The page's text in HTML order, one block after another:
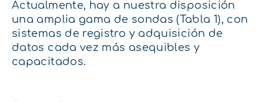
Actualmente, hay a nuestra disposición
una amplia gama de sondas (Tabla 1), con
sistemas de registro y adquisición de
datos cada vez más asequibles y
capacitados.